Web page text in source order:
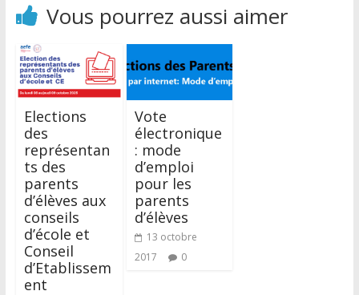
Vous pourrez aussi aimer
Elections
des
représentan
ts des
parents
d’élèves aux
conseils
d’école et
Conseil
d’Etablissem
ent
Vote
électronique
: mode
d’emploi
pour les
parents
d’élèves
13 octobre
2017
0